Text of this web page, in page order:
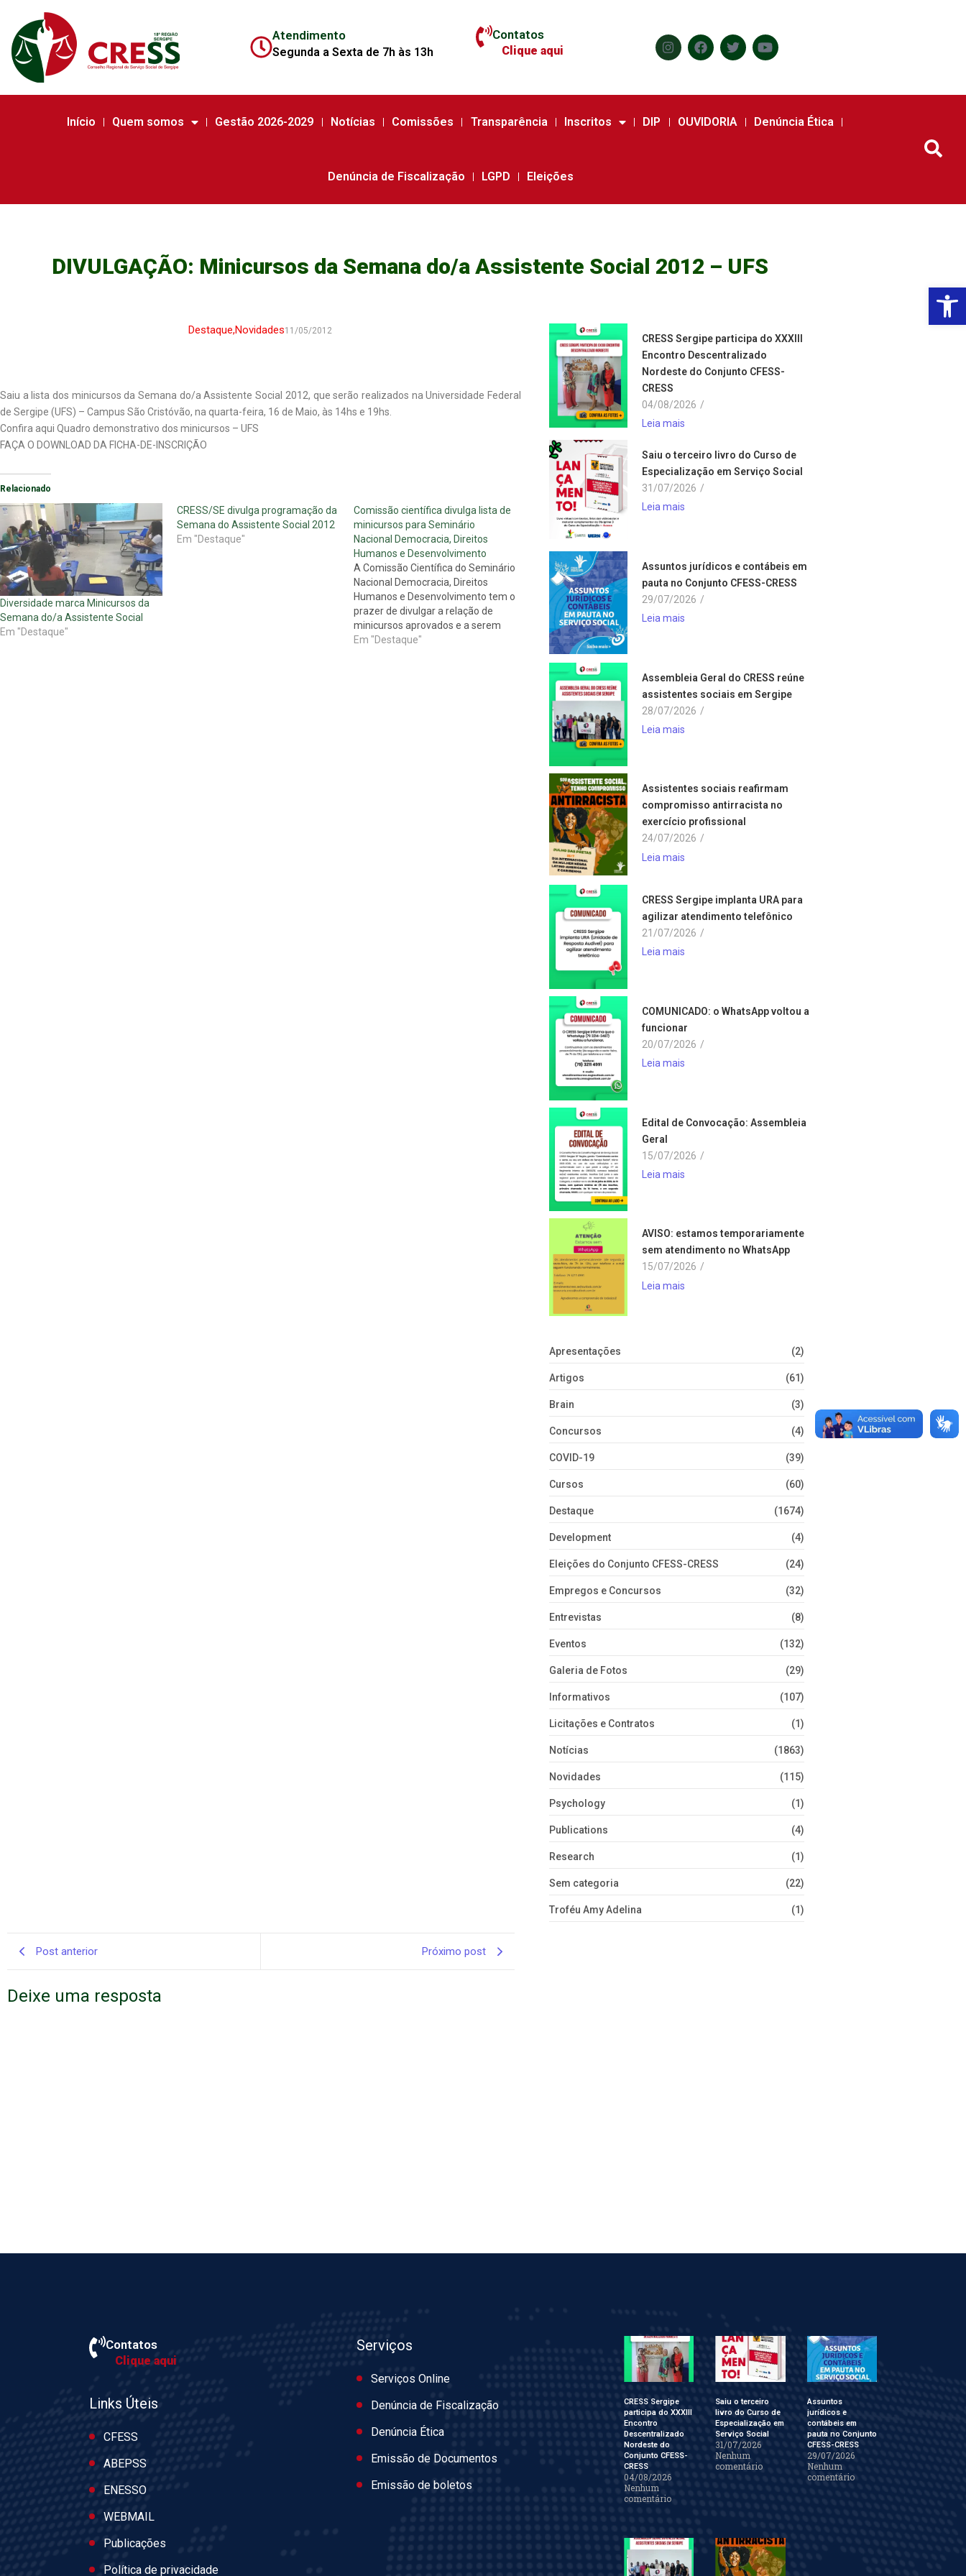
Atendimento
Segunda a Sexta de 7h às 13h
Contatos
Clique aqui
Início Quem somos Gestão 2026-2029 Notícias Comissões Transparência Inscritos DIP OUVIDORIA Denúncia Ética
Denúncia de Fiscalização LGPD Eleições
DIVULGAÇÃO: Minicursos da Semana do/a Assistente Social 2012 – UFS
Destaque,Novidades11/05/2012
Saiu a lista dos minicursos da Semana do/a Assistente Social 2012, que serão realizados na Universidade Federal
de Sergipe (UFS) – Campus São Cristóvão, na quarta-feira, 16 de Maio, às 14hs e 19hs.
Confira aqui Quadro demonstrativo dos minicursos – UFS
FAÇA O DOWNLOAD DA FICHA-DE-INSCRIÇÃO
Relacionado
Diversidade marca Minicursos da
Semana do/a Assistente Social
Em "Destaque"
CRESS/SE divulga programação da
Semana do Assistente Social 2012
Em "Destaque"
Comissão científica divulga lista de
minicursos para Seminário
Nacional Democracia, Direitos
Humanos e Desenvolvimento
A Comissão Científica do Seminário
Nacional Democracia, Direitos
Humanos e Desenvolvimento tem o
prazer de divulgar a relação de
minicursos aprovados e a serem
realizados durante o evento (em
Em "Destaque"
CRESS Sergipe participa do XXXIII
Encontro Descentralizado
Nordeste do Conjunto CFESS-
CRESS
04/08/2026 /
Leia mais
Saiu o terceiro livro do Curso de
Especialização em Serviço Social
31/07/2026 /
Leia mais
Assuntos jurídicos e contábeis em
pauta no Conjunto CFESS-CRESS
29/07/2026 /
Leia mais
Assembleia Geral do CRESS reúne
assistentes sociais em Sergipe
28/07/2026 /
Leia mais
Assistentes sociais reafirmam
compromisso antirracista no
exercício profissional
24/07/2026 /
Leia mais
CRESS Sergipe implanta URA para
agilizar atendimento telefônico
21/07/2026 /
Leia mais
COMUNICADO: o WhatsApp voltou a
funcionar
20/07/2026 /
Leia mais
Edital de Convocação: Assembleia
Geral
15/07/2026 /
Leia mais
AVISO: estamos temporariamente
sem atendimento no WhatsApp
15/07/2026 /
Leia mais
Apresentações (2)
Artigos (61)
Brain (3)
Concursos (4)
COVID-19 (39)
Cursos (60)
Destaque (1674)
Development (4)
Eleições do Conjunto CFESS-CRESS (24)
Empregos e Concursos (32)
Entrevistas (8)
Eventos (132)
Galeria de Fotos (29)
Informativos (107)
Licitações e Contratos (1)
Notícias (1863)
Novidades (115)
Psychology (1)
Publications (4)
Research (1)
Sem categoria (22)
Troféu Amy Adelina (1)
Post anterior Próximo post
Deixe uma resposta
Contatos
Clique aqui
Links Úteis
CFESS
ABEPSS
ENESSO
WEBMAIL
Publicações
Política de privacidade
Serviços
Serviços Online
Denúncia de Fiscalização
Denúncia Ética
Emissão de Documentos
Emissão de boletos
CRESS Sergipe
participa do XXXIII
Encontro
Descentralizado
Nordeste do
Conjunto CFESS-
CRESS
04/08/2026
Nenhum
comentário
Saiu o terceiro
livro do Curso de
Especialização em
Serviço Social
31/07/2026
Nenhum
comentário
Assuntos
jurídicos e
contábeis em
pauta no Conjunto
CFESS-CRESS
29/07/2026
Nenhum
comentário